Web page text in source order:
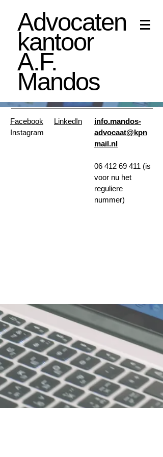
Advocaten
kantoor
A.F.
Mandos
Facebook
Instagram
LinkedIn
info.mandos-
advocaat@kpn
mail.nl
06 412 69 411 (is
voor nu het
reguliere
nummer)